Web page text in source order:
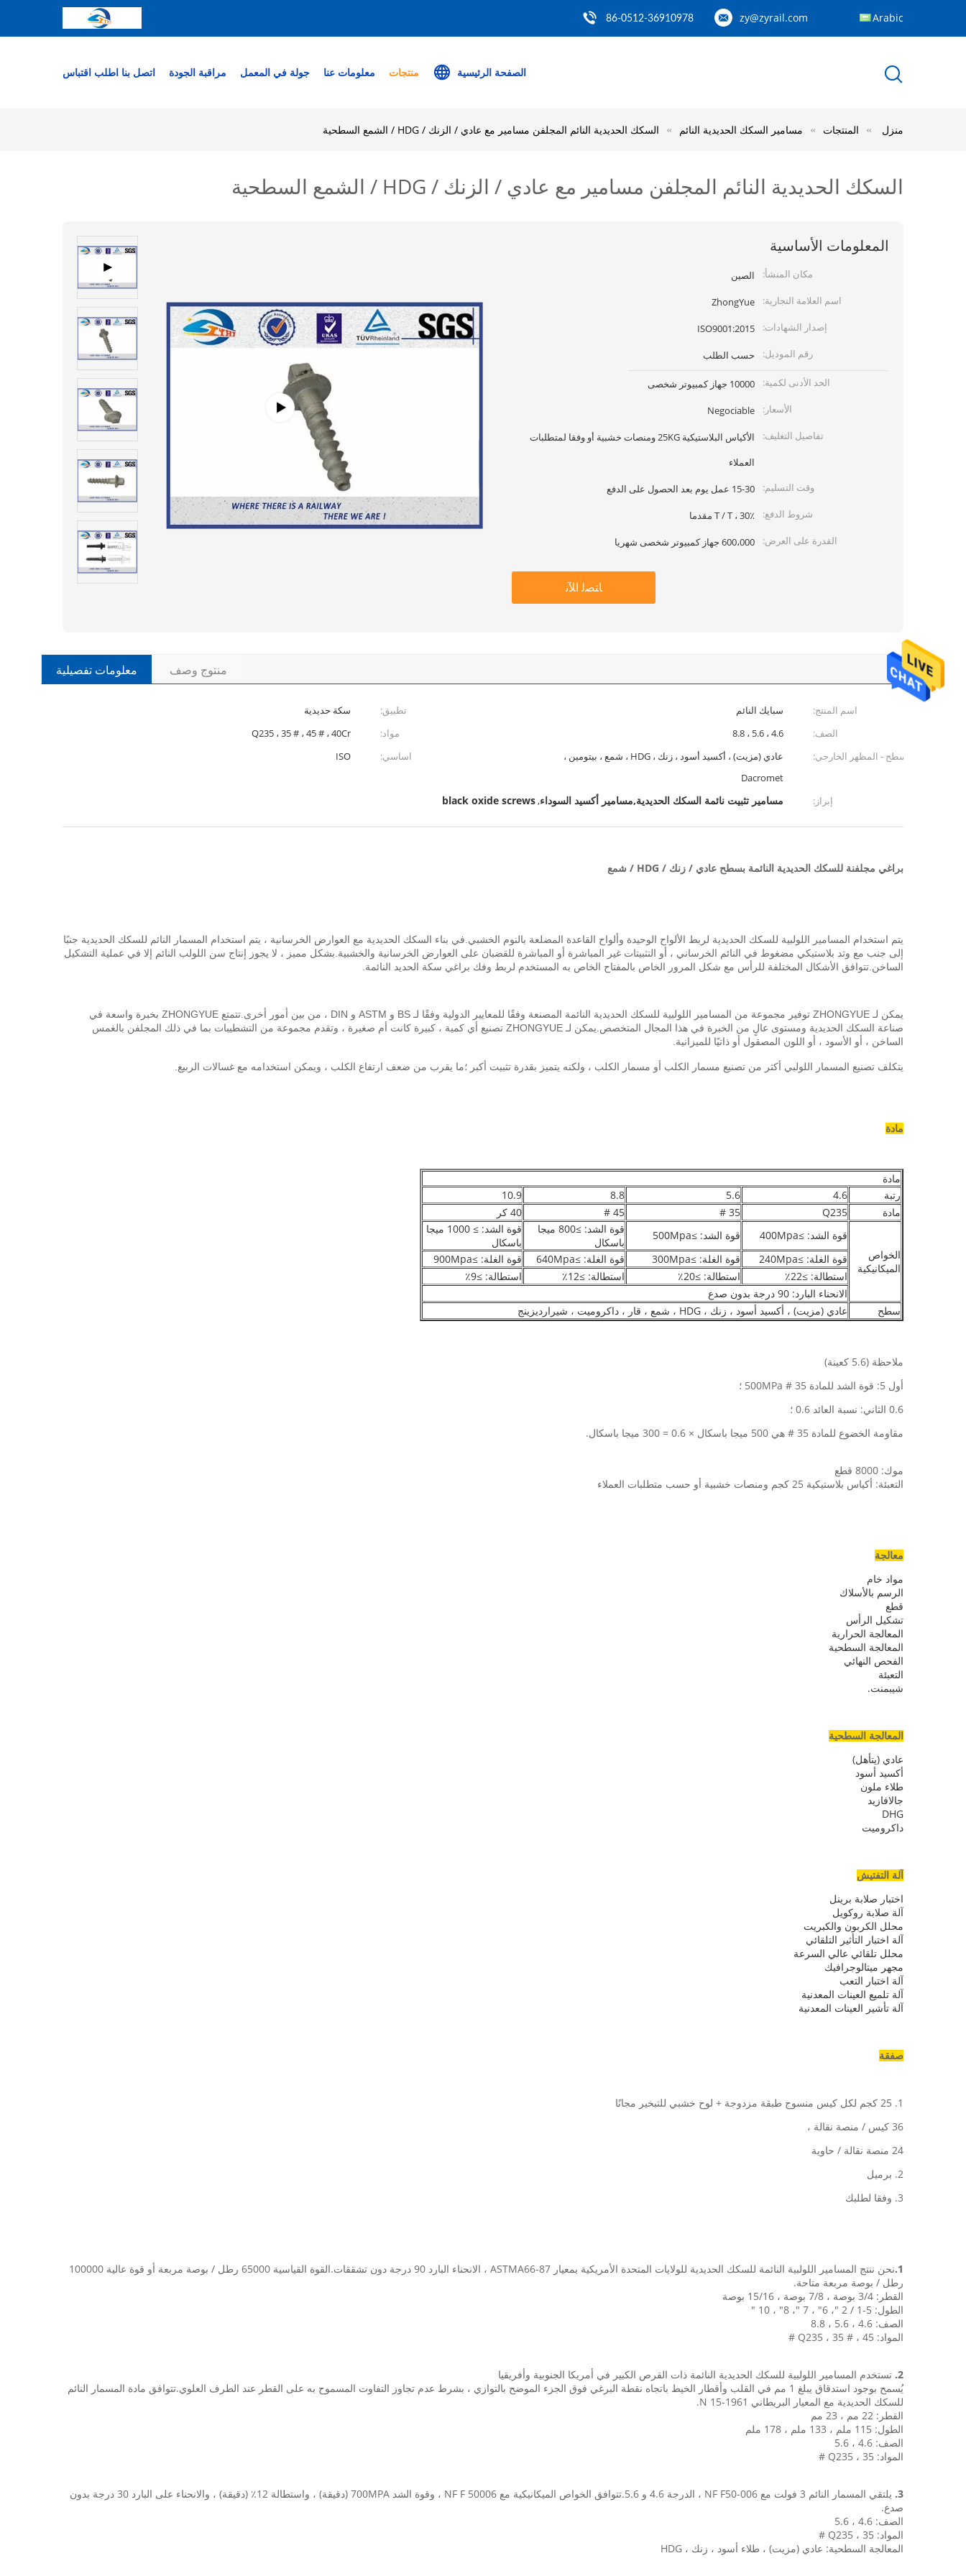
zy@zyrail.com
86-0512-36910978 Arabic
الصفحة الرئيسية منتجات معلومات عنا جولة في المعمل مراقبة الجودة اتصل بنا اطلب اقتباس
منزل المنتجات مسامير السكك الحديدية النائم السكك الحديدية النائم المجلفن مسامير مع عادي / الزنك / HDG / الشمع السطحية
السكك الحديدية النائم المجلفن مسامير مع عادي / الزنك / HDG / الشمع السطحية
المعلومات الأساسية
مكان المنشأ:
الصين
اسم العلامة التجارية:
ZhongYue
إصدار الشهادات:
ISO9001:2015
رقم الموديل:
حسب الطلب
الحد الأدنى لكمية:
10000 جهاز كمبيوتر شخصى
الأسعار:
Negociable
تفاصيل التغليف:
الأكياس البلاستيكية 25KG ومنصات خشبية أو وفقا لمتطلبات
العملاء
وقت التسليم:
15-30 عمل يوم بعد الحصول على الدفع
شروط الدفع:
T / T ، 30٪ مقدما
القدرة على العرض:
600،000 جهاز كمبيوتر شخصى شهريا
ﺎﺘﺼﻟ ﺍﻶﻧ
معلومات تفصيلية منتوج وصف
اسم المنتج: سبايك النائم تطبيق:
سكة حديدية
الصف:
4.6 ، 5.6 ، 8.8 مواد:
Q235 ، 35 # ، 45 # ، 40Cr
سطح - المظهر الخارجي:
عادي (مزيت) ، أكسيد أسود ، زنك ، HDG ، شمع ، بيتومين ،
Dacromet
اساسي: ISO
إبراز: مسامير تثبيت نائمة السكك الحديدية,مسامير أكسيد السوداء,
black oxide screws
براغي مجلفنة للسكك الحديدية النائمة بسطح عادي / زنك / HDG / شمع
يتم استخدام المسامير اللولبية للسكك الحديدية لربط الألواح الوحيدة وألواح القاعدة المضلعة بالنوم الخشبي.في بناء السكك الحديدية مع العوارض الخرسانية ، يتم استخدام المسمار النائم للسكك الحديدية جنبًا
إلى جنب مع وتد بلاستيكي مضغوط في النائم الخرساني ، أو التثبيتات غير المباشرة أو المباشرة للقضبان على العوارض الخرسانية والخشبية.بشكل مميز ، لا يجوز إنتاج سن اللولب النائم إلا في عملية التشكيل
الساخن.تتوافق الأشكال المختلفة للرأس مع شكل المرور الخاص بالمفتاح الخاص به المستخدم لربط وفك براغي سكة الحديد النائمة.
يمكن لـ ZHONGYUE توفير مجموعة من المسامير اللولبية للسكك الحديدية النائمة المصنعة وفقًا للمعايير الدولية وفقًا لـ BS و ASTM و DIN ، من بين أمور أخرى.تتمتع ZHONGYUE بخبرة واسعة في
صناعة السكك الحديدية ومستوى عالٍ من الخبرة في هذا المجال المتخصص.يمكن لـ ZHONGYUE تصنيع أي كمية ، كبيرة كانت أم صغيرة ، وتقدم مجموعة من التشطيبات بما في ذلك المجلفن بالغمس
الساخن ، أو الأسود ، أو اللون المصقول أو ذاتيًا للميزانية.
يتكلف تصنيع المسمار اللولبي أكثر من تصنيع مسمار الكلب أو مسمار الكلب ، ولكنه يتميز بقدرة تثبيت أكبر ؛ما يقرب من ضعف ارتفاع الكلب ، ويمكن استخدامه مع غسالات الربيع.
مادة
مادة
رتبة
4.6
5.6
8.8
10.9
مادة
Q235
35 #
45 # 40 كر
الخواص
الميكانيكية
قوة الشد: ≥400Mpa قوة الشد: ≥500Mpa
قوة الشد: ≥800 ميجا
باسكال
قوة الشد: ≥ 1000 ميجا
باسكال
قوة الغلة: ≥240Mpa
قوة الغلة: ≥300Mpa قوة الغلة: ≥640Mpa
قوة الغلة: ≥900Mpa
استطالة: ≥22٪
استطالة: ≥20٪ استطالة: ≥12٪
استطالة: ≥9٪
الانحناء البارد: 90 درجة بدون صدع
سطح
عادي (مزيت) ، أكسيد أسود ، زنك ، HDG ، شمع ، قار ، داكروميت ، شيرارديزينج
ملاحظة (5.6 كعينة)
أول 5: قوة الشد للمادة 35 # 500MPa ؛
0.6 الثاني: نسبة العائد 0.6 ؛
مقاومة الخضوع للمادة 35 # هي 500 ميجا باسكال × 0.6 = 300 ميجا باسكال.
موك: 8000 قطع
التعبئة: أكياس بلاستيكية 25 كجم ومنصات خشبية أو حسب متطلبات العملاء
معالجة
مواد خام
الرسم بالأسلاك
قطع
تشكيل الرأس
المعالجة الحرارية
المعالجة السطحية
الفحص النهائي
التعبئة
شيبمنت.
المعالجة السطحية
عادي (يتأهل)
أكسيد أسود
طلاء ملون
جالافازيد
DHG
داكروميت
آلة التفتيش
اختبار صلابة برينل
آلة صلابة روكويل
محلل الكربون والكبريت
آلة اختبار التأثير التلقائي
محلل تلقائي عالي السرعة
مجهر ميتالوجرافيك
آلة اختبار التعب
آلة تلميع العينات المعدنية
آلة تأشير العينات المعدنية
صفقة
1. 25 كجم لكل كيس منسوج طبقة مزدوجة + لوح خشبي للتبخير مجانًا
36 كيس / منصة نقالة ،
24 منصة نقالة / حاوية
2. برميل
3. وفقا لطلبك
1.
نحن ننتج المسامير اللولبية النائمة للسكك الحديدية للولايات المتحدة الأمريكية بمعيار ASTMA66-87 ، الانحناء البارد 90 درجة دون تشققات.القوة القياسية 65000 رطل / بوصة مربعة أو قوة عالية 100000
رطل / بوصة مربعة متاحة.
القطر: 3/4 بوصة ، 7/8 بوصة ، 15/16 بوصة
الطول: 5-1 / 2 "، 6" ، 7 "، 8" ، 10 "
الصف: 4.6 ، 5.6 ، 8.8
المواد: Q235 ، 35 # ، 45 #
2. تستخدم المسامير اللولبية للسكك الحديدية النائمة ذات القرص الكبير في أمريكا الجنوبية وأفريقيا
يُسمح بوجود استدقاق يبلغ 1 مم في القلب وأقطار الخيط باتجاه نقطة البرغي فوق الجزء الموضح بالتوازي ، بشرط عدم تجاوز التفاوت المسموح به على القطر عند الطرف العلوي.تتوافق مادة المسمار النائم
للسكك الحديدية مع المعيار البريطاني N 15-1961.
القطر: 22 مم ، 23 مم
الطول: 115 ملم ، 133 ملم ، 178 ملم
الصف: 4.6 ، 5.6
المواد: Q235 ، 35 #
3.
يلتقي المسمار النائم 3 فولت مع NF F50-006 ، الدرجة 4.6 و 5.6.تتوافق الخواص الميكانيكية مع NF F 50006 ، وقوة الشد 700MPA (دقيقة) ، واستطالة 12٪ (دقيقة) ، والانحناء على البارد 30 درجة بدون
صدع.
الصف: 4.6 ، 5.6
المواد: Q235 ، 35 #
المعالجة السطحية: عادي (مزيت) ، طلاء أسود ، زنك ، HDG